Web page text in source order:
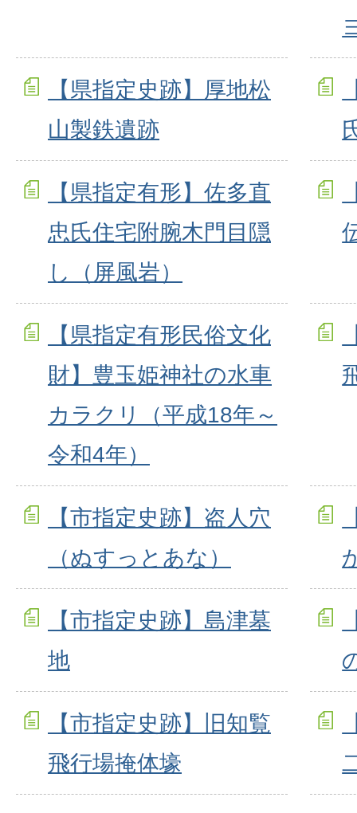
【県指定史跡】厚地松
山製鉄遺跡
【県指定有形】佐多直
忠氏住宅附腕木門目隠
し（屏風岩）
【県指定有形民俗文化
財】豊玉姫神社の水車
カラクリ（平成18年～
令和4年）
【市指定史跡】盗人穴
（ぬすっとあな）
【市指定史跡】島津墓
地
【市指定史跡】旧知覧
飛行場掩体壕